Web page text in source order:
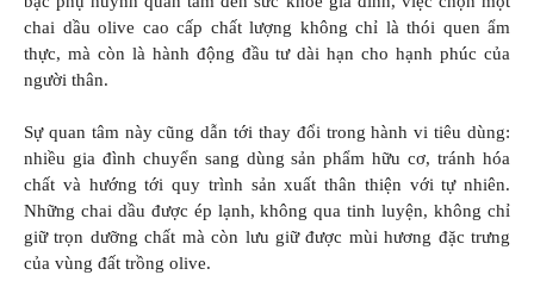
chai dầu olive cao cấp chất lượng không chỉ là thói quen ẩm
thực, mà còn là hành động đầu tư dài hạn cho hạnh phúc của
người thân.
Sự quan tâm này cũng dẫn tới thay đổi trong hành vi tiêu dùng:
nhiều gia đình chuyển sang dùng sản phẩm hữu cơ, tránh hóa
chất và hướng tới quy trình sản xuất thân thiện với tự nhiên.
Những chai dầu được ép lạnh, không qua tinh luyện, không chỉ
giữ trọn dưỡng chất mà còn lưu giữ được mùi hương đặc trưng
của vùng đất trồng olive.